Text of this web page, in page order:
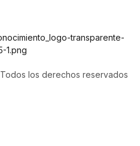
Todos los derechos reservados